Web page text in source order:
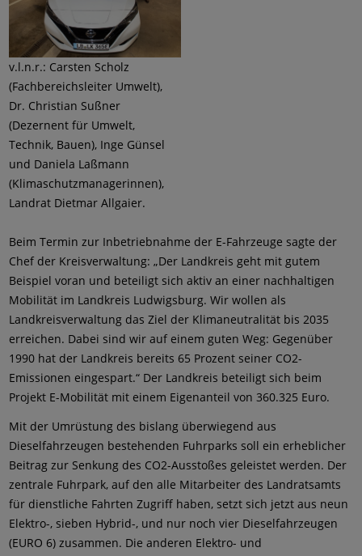
v.l.n.r.: Carsten Scholz
(Fachbereichsleiter Umwelt),
Dr. Christian Sußner
(Dezernent für Umwelt,
Technik, Bauen), Inge Günsel
und Daniela Laßmann
(Klimaschutzmanagerinnen),
Landrat Dietmar Allgaier.
Beim Termin zur Inbetriebnahme der E-Fahrzeuge sagte der
Chef der Kreisverwaltung: „Der Landkreis geht mit gutem
Beispiel voran und beteiligt sich aktiv an einer nachhaltigen
Mobilität im Landkreis Ludwigsburg. Wir wollen als
Landkreisverwaltung das Ziel der Klimaneutralität bis 2035
erreichen. Dabei sind wir auf einem guten Weg: Gegenüber
1990 hat der Landkreis bereits 65 Prozent seiner CO2-
Emissionen eingespart.“ Der Landkreis beteiligt sich beim
Projekt E-Mobilität mit einem Eigenanteil von 360.325 Euro.
Mit der Umrüstung des bislang überwiegend aus
Dieselfahrzeugen bestehenden Fuhrparks soll ein erheblicher
Beitrag zur Senkung des CO2-Ausstoßes geleistet werden. Der
zentrale Fuhrpark, auf den alle Mitarbeiter des Landratsamts
für dienstliche Fahrten Zugriff haben, setzt sich jetzt aus neun
Elektro-, sieben Hybrid-, und nur noch vier Dieselfahrzeugen
(EURO 6) zusammen. Die anderen Elektro- und